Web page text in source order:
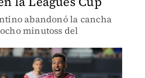
abandonó la cancha
minutoss del